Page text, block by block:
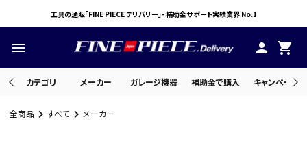
工具の通販「FINE PIECE デリバリー」- 補助金サポート実績業界 No.1
menu person shopping_cart
カテゴリ メーカー ガレージ機器 補助金で購入 キャンペーン
全商品 すべて メーカー